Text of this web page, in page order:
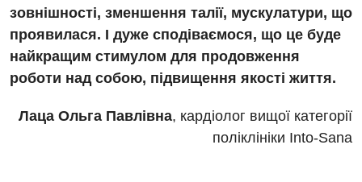
Терапія
Травматологічне відділення
Травматологія і ортопедія
Урологічне відділення
зовнішності, зменшення талії, мускулатури, що
проявилася. І дуже сподіваємося, що це буде
найкращим стимулом для продовження
роботи над собою, підвищення якості життя.
Лаца Ольга Павлівна, кардіолог вищої категорії
поліклініки Into-Sana